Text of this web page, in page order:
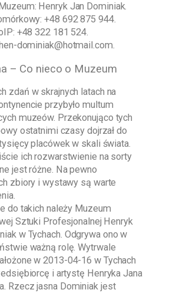
Henryk Jan Dominiak.
+48 692 875 944.
+48 322 181 524.
dominiak@hotmail.com.
– Co nieco o Muzeum
zdań w skrajnych latach na
przybyło multum
muzeów. Przekonująco tych
ostatnimi czasy dojrzał do
placówek w skali świata.
ich rozwarstwienie na sorty
jest różne. Na pewno
zbiory i wystawy są warte
do takich należy Muzeum
Sztuki Profesjonalnej Henryk
w Tychach. Odgrywa ono w
ważną rolę. Wytrwale
w2013-04-16 w Tychach
i artystę Henryka Jana
. Rzecz jasna Dominiakjest